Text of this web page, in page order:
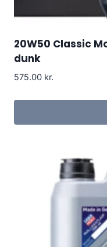
20W50 Classic
dunk
575.00 kr.